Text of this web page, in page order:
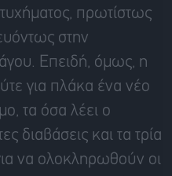
πρωτίστως
στην
Επειδή, όμως, η
για πλάκα ένα νέο
τα όσα λέει ο
διαβάσεις και τα τρία
να ολοκληρωθούν οι